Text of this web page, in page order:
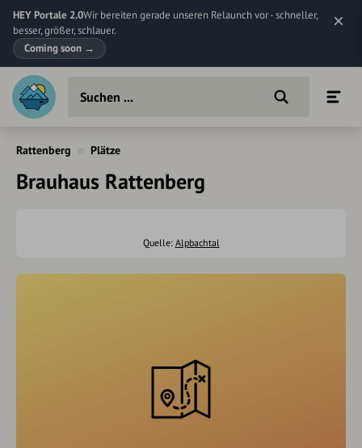
HEY Portale 2.0Wir bereiten gerade unseren Relaunch vor - schneller,
besser, größer, schlauer.
Coming soon →
Rattenberg Plätze
Brauhaus Rattenberg
Quelle: Alpbachtal